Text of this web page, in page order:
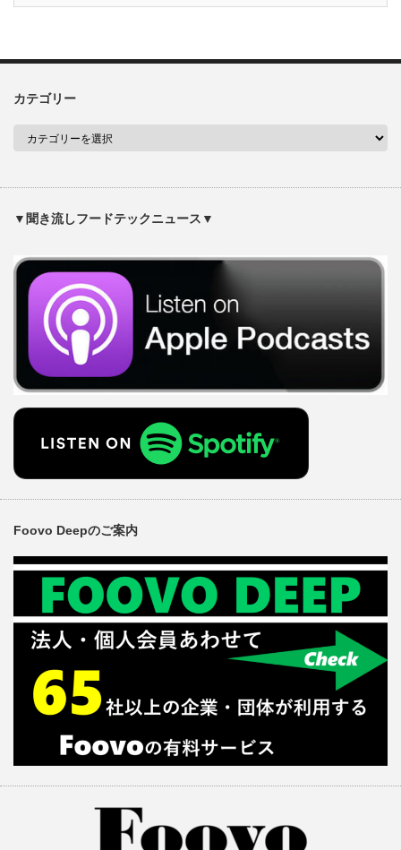
カテゴリー
▼聞き流しフードテックニュース▼
Foovo Deepのご案内